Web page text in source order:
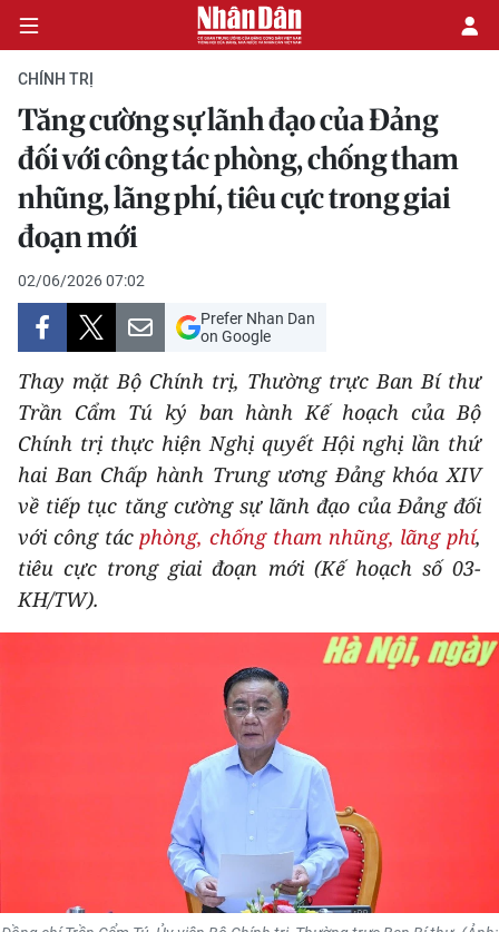
CHÍNH TRỊ
KINH TẾ
VĂN HÓA
XÃ HỘI
DU LỊCH
THẾ GIỚI
THỂ THAO
GIÁO DỤC
Y TẾ
KHOA HỌC - CÔNG NGHỆ
KIỂM CHỨNG THÔNG TIN
TRI THỨC CHUYÊN SÂU
CHÍNH TRỊ
Tăng cường sự lãnh đạo của Đảng
đối với công tác phòng, chống tham
nhũng, lãng phí, tiêu cực trong giai
đoạn mới
02/06/2026 07:02
Prefer Nhan Dan
on Google
Thay mặt Bộ Chính trị, Thường trực Ban Bí thư
Trần Cẩm Tú ký ban hành Kế hoạch của Bộ
Chính trị thực hiện Nghị quyết Hội nghị lần thứ
hai Ban Chấp hành Trung ương Đảng khóa XIV
về tiếp tục tăng cường sự lãnh đạo của Đảng đối
với công tácphòng, chống tham nhũng, lãng phí,
tiêu cực trong giai đoạn mới (Kế hoạch số 03-
KH/TW).